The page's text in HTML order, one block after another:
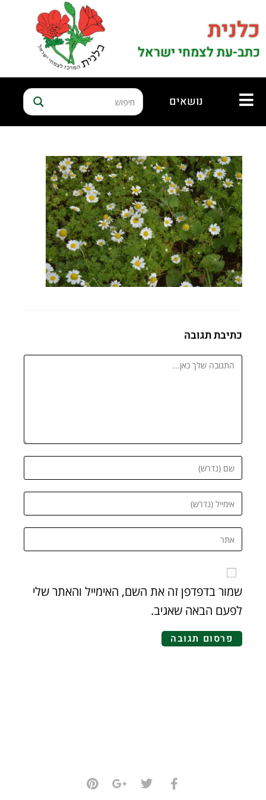
כלנית
כתב-עת לצמחי ישראל
נושאים
כתיבת תגובה
שמור בדפדפן זה את השם, האימייל והאתר שלי
לפעם הבאה שאגיב.